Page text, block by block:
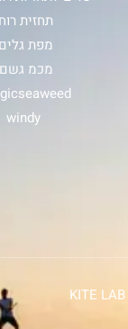
תחזית רוח
מפת גלים
מכמ גשם
windy